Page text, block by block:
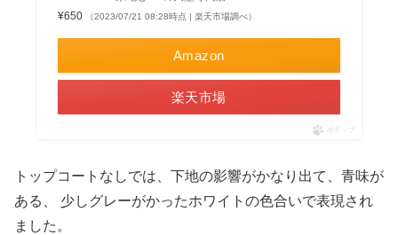
¥650
（2023/07/21 08:28時点 | 楽天市場調べ）
Amazon
楽天市場
ポチップ
トップコートなしでは、下地の影響がかなり出て、青味が
ある、 少しグレーがかったホワイトの色合いで表現され
ました。